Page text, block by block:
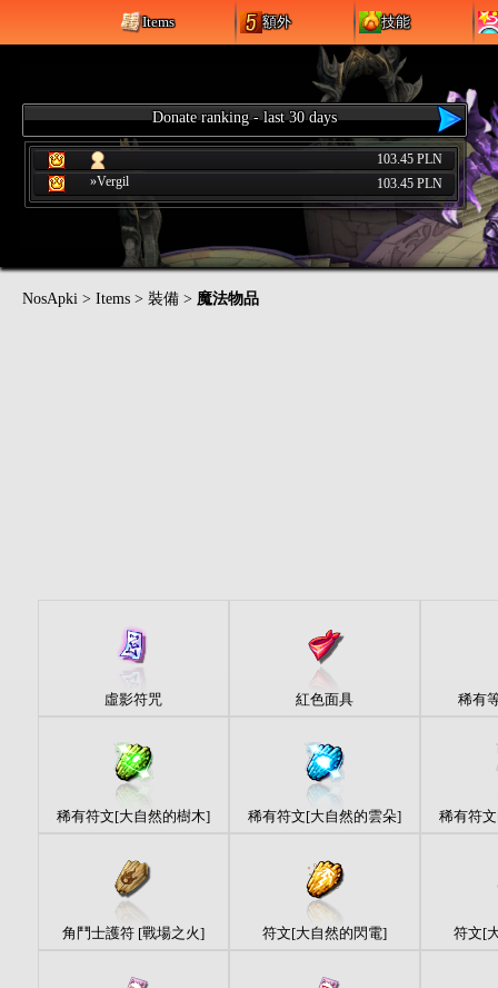
Items 額外 技能
Donate ranking - last 30 days
103.45 PLN
»Vergil
103.45 PLN
NosApki > Items > 裝備 > 魔法物品
虛影符咒 紅色面具 稀有
稀有符文[大自然的樹木] 稀有符文[大自然的雲朵] 稀有符
角鬥士護符 [戰場之火] 符文[大自然的閃電] 符文[